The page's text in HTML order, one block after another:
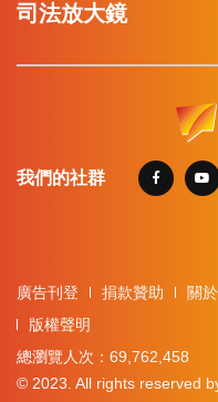
司法放大鏡
我們的社群
廣告刊登 捐款贊助 關
版權聲明
總瀏覽人次：69,762,458
© 2023. All rights reserved